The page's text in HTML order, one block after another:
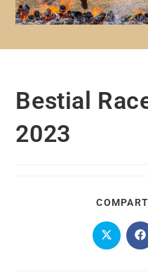
Bestial
2023